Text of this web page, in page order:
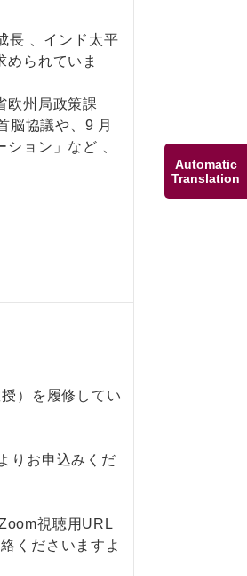
Automatic
Translation
長 、インド太平
られていま
欧州局政策課
脳協議や、9 月
ョン」など 、
）を履修してい
りお申込みくだ
視聴用URL
くださいますよ